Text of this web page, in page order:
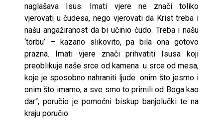
naglašava Isus. Imati vjere ne znači toliko
vjerovati u čudesa, nego vjerovati da Krist treba i
našu angažiranost da bi učinio čudo. Treba i našu
‘torbu’ – kazano slikovito, pa bila ona gotovo
prazna. Imati vjere znači prihvatiti Isusa koji
preoblikuje naše srce od kamena u srce od mesa,
koje je sposobno nahraniti ljude onim što jesmo i
onim što imamo, a sve smo to primili od Boga kao
dar“, poručio je pomoćni biskup banjolučki te na
kraju poručio: